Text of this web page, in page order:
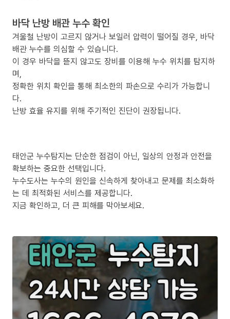
바닥 난방 배관 누수 확인
겨울철 난방이 고르지 않거나 보일러 압력이 떨어질 경우, 바닥
배관 누수를 의심할 수 있습니다.
이 경우 바닥을 뜯지 않고도 장비를 이용해 누수 위치를 탐지하
며,
정확한 위치 확인을 통해 최소한의 파손으로 수리가 가능합니
다.
난방 효율 유지를 위해 주기적인 진단이 권장됩니다.
태안군 누수탐지는 단순한 점검이 아닌, 일상의 안정과 안전을
확보하는 중요한 선택입니다.
누수도사는 누수의 원인을 신속하게 찾아내고 문제를 최소화하
는 데 최적화된 서비스를 제공합니다.
지금 확인하고, 더 큰 피해를 막아보세요.